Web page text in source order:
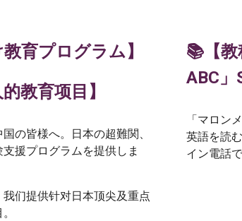
育プログラム】
教育项目 】
の皆様へ。日本の超難関、
援プログラムを提供しま
们提供针对日本顶尖及重点
📚【
ABC
「マロン
英語を読
イン電話